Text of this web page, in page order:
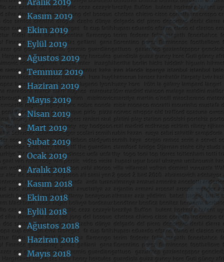
Aralık 2019
Kasım 2019
Ekim 2019
Eylül 2019
Ağustos 2019
Temmuz 2019
Haziran 2019
Mayıs 2019
Nisan 2019
Mart 2019
Şubat 2019
Ocak 2019
Aralık 2018
Kasım 2018
Ekim 2018
Eylül 2018
Ağustos 2018
Haziran 2018
Mayıs 2018